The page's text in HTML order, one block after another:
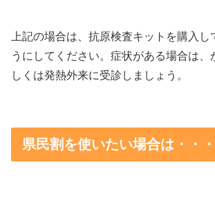
上記の場合は、抗原検査キットを購入し
うにしてください。症状がある場合は、
しくは発熱外来に受診しましょう。
県民割を使いたい場合は・・